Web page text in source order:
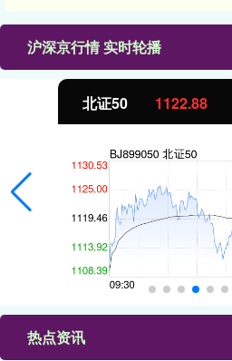
沪深京行情 实时轮播
北证50 1122.88
热点资讯